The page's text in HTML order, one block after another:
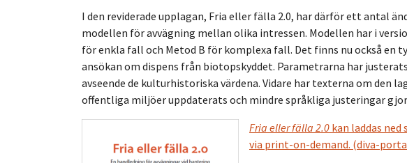
I den reviderade upplagan, Fria eller fälla 2.0, har därför ett antal
modellen för avvägning mellan olika intressen. Modellen har i
för enkla fall och Metod B för komplexa fall. Det finns nu också en
ansökan om dispens från biotopskyddet. Parametrarna har
avseende de kulturhistoriska värdena. Vidare har texterna om den
offentliga miljöer uppdaterats och mindre språkliga justeringar
Fria eller fälla 2.0 kan laddas ned
via print-on-demand. (diva-